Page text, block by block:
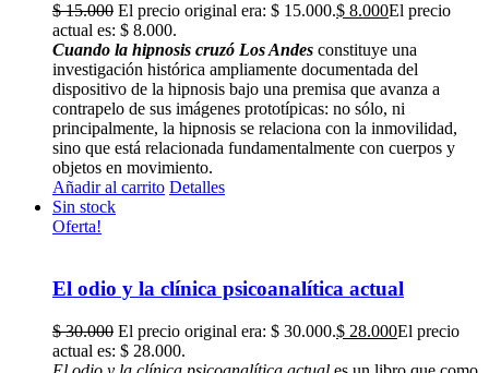
$15.000 El precio original era: $ 15.000.$ 8.000El precio
actual es: $ 8.000.
Cuando la hipnosis cruzó Los Andes constituye una
investigación histórica ampliamente documentada del
dispositivo de la hipnosis bajo una premisa que avanza a
contrapelo de sus imágenes prototípicas: no sólo, ni
principalmente, la hipnosis se relaciona con la inmovilidad,
sino que está relacionada fundamentalmente con cuerpos y
objetos en movimiento.
Añadir al carrito Detalles
Sin stock
Oferta!
El odio y la clínica psicoanalítica actual
$30.000 El precio original era: $ 30.000.$ 28.000El precio
actual es: $ 28.000.